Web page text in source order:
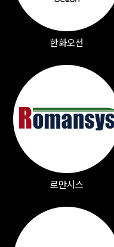
한화오션
로만시스